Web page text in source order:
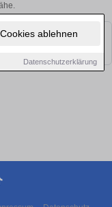
ablehnen
Datenschutzerklärung
finden. Schauen Sie